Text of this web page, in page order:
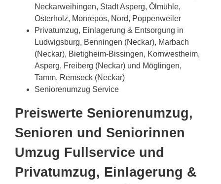
Neckarweihingen, Stadt Asperg, Ölmühle,
Osterholz, Monrepos, Nord, Poppenweiler
Privatumzug, Einlagerung & Entsorgung in
Ludwigsburg, Benningen (Neckar), Marbach
(Neckar), Bietigheim-Bissingen, Kornwestheim,
Asperg, Freiberg (Neckar) und Möglingen,
Tamm, Remseck (Neckar)
Seniorenumzug Service
Preiswerte Seniorenumzug,
Senioren und Seniorinnen
Umzug Fullservice und
Privatumzug, Einlagerung &